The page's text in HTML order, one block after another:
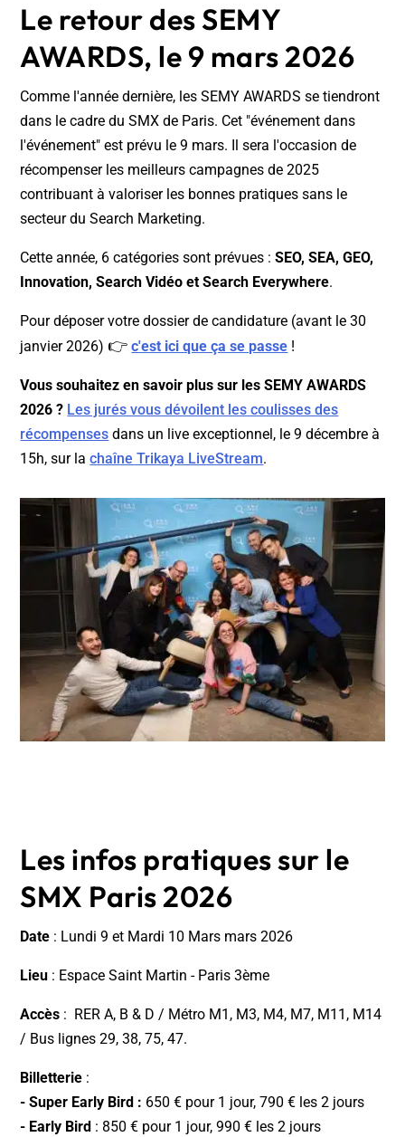
Le retour des SEMY
AWARDS, le 9 mars 2026
Comme l'année dernière, les SEMY AWARDS se tiendront
dans le cadre du SMX de Paris. Cet "événement dans
l'événement" est prévu le 9 mars. Il sera l'occasion de
récompenser les meilleurs campagnes de 2025
contribuant à valoriser les bonnes pratiques sans le
secteur du Search Marketing.
Cette année, 6 catégories sont prévues :SEO, SEA, GEO,
Innovation, Search Vidéo et Search Everywhere.
Pour déposer votre dossier de candidature (avant le 30
janvier 2026) 👉 c'est ici que ça se passe !
Vous souhaitez en savoir plus sur les SEMY AWARDS
2026 ? Les jurés vous dévoilent les coulisses des
récompenses dans un live exceptionnel, le 9 décembre à
15h, sur lachaîne Trikaya LiveStream.
Les infos pratiques sur le
SMX Paris 2026
Date : Lundi 9 et Mardi 10 Mars mars 2026
Lieu : Espace Saint Martin - Paris 3ème
Accès : RER A, B & D / Métro M1, M3, M4, M7, M11, M14
/ Bus lignes 29, 38, 75, 47.
Billetterie :
- Super Early Bird : 650 € pour 1 jour, 790 € les 2 jours
- Early Bird : 850 € pour 1 jour, 990 € les 2 jours